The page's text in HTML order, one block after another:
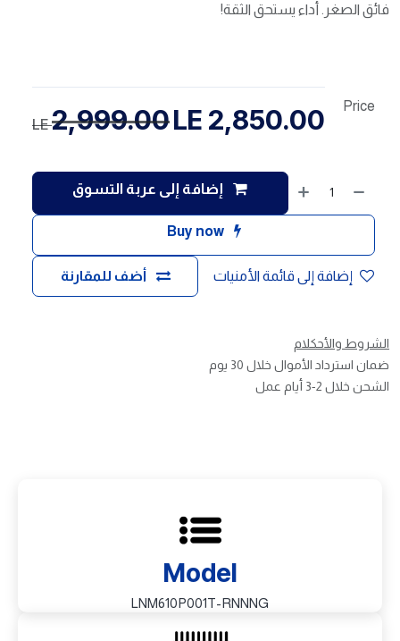
فائق الصغر. أداء يستحق الثقة!
إضافة إلى عربة التسوق
Buy now
أضف للمقارنة إضافة إلى قائمة الأمنيات
Price
2,850.00
2,999.00
LE
الشروط والأحكلام
ضمان استرداد الأموال خلال 30 يوم
الشحن خلال 2-3 أيام عمل
Model
LNM610P001T-RNNNG